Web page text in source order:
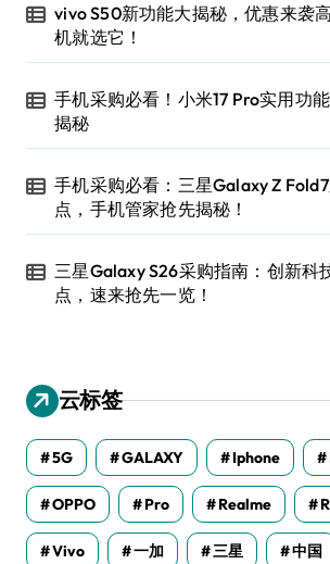
vivo S50新功能大揭秘，优惠来袭
机就选它！
手机采购必看！小米17 Pro实用功
揭秘
手机采购必看：三星Galaxy Z
点，手机管家抢先揭秘！
三星Galaxy S26采购指南：创新科
点，速来抢先一览！
云标签
5G GALAXY Iphone
OPPO Pro Realme
Vivo 一加 三星 中国